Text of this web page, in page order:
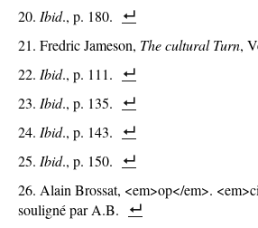
Ibid., p. 180.
Fredric Jameson, The cultural Turn,
Ibid., p. 111.
Ibid., p. 135.
Ibid., p. 143.
Ibid., p. 150.
Alain Brossat, <em>op</em>.
souligné par A.B.